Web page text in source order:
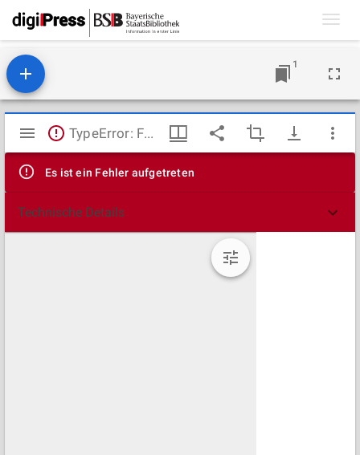
1
Mirador
Viewer
TypeError: Failed to fetch
Es ist ein Fehler aufgetreten
Technische Details